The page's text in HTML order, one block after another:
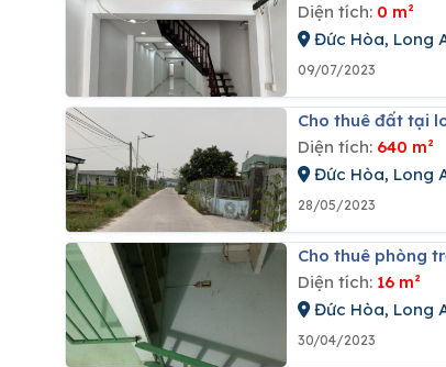
Diện tích: 0 m²
Đức Hòa, Long
09/07/2023
Cho thuê đất tại
Diện tích: 640 m²
Đức Hòa, Long
28/05/2023
Cho thuê phòng
Diện tích: 16 m²
Đức Hòa, Long
30/04/2023